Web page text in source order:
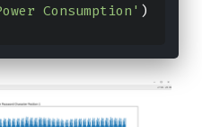
Consumption' )